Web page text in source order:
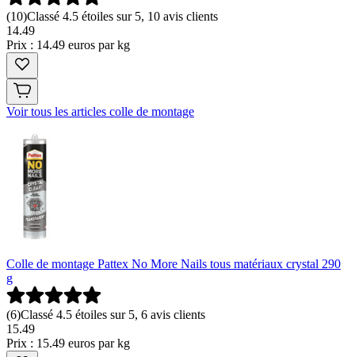
(10)Classé 4.5 étoiles sur 5, 10 avis clients
14.49
Prix : 14.49 euros par kg
Voir tous les articles colle de montage
Colle de montage Pattex No More Nails tous matériaux crystal 290
g
(6)Classé 4.5 étoiles sur 5, 6 avis clients
15.49
Prix : 15.49 euros par kg